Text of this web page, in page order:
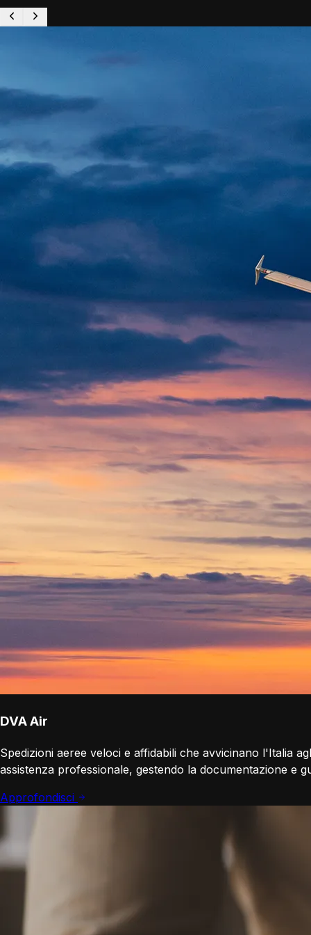
DVA Air
Spedizioni aeree veloci e affidabili che avvicinano l'Italia
assistenza professionale, gestendo la documentazione e
Approfondisci